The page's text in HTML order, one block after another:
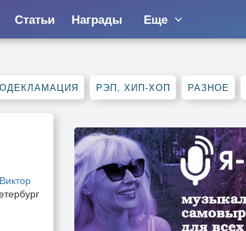
Статьи Награды Еще
РЭП, ХИП-ХОП РАЗНОЕ